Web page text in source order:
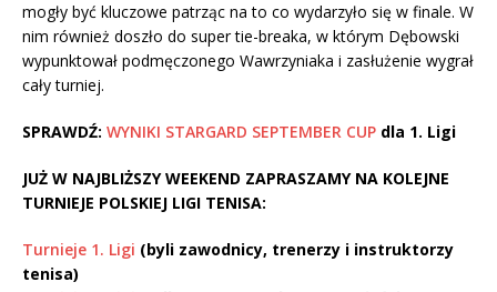
mogły być kluczowe patrząc na to co wydarzyło się w finale. W
nim również doszło do super tie-breaka, w którym Dębowski
wypunktował podmęczonego Wawrzyniaka i zasłużenie wygrał
cały turniej.
SPRAWDŹ: WYNIKI STARGARD SEPTEMBER CUP dla 1. Ligi
JUŻ W NAJBLIŻSZY WEEKEND ZAPRASZAMY NA KOLEJNE
TURNIEJE POLSKIEJ LIGI TENISA:
Turnieje 1. Ligi (byli zawodnicy, trenerzy i instruktorzy
tenisa)